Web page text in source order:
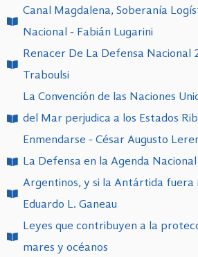
Canal Magdalena, Soberanía
Nacional - Fabián Lugarini
Renacer De La Defensa Nacional
Traboulsi
La Convención de las Naciones
del Mar perjudica a los Estados
Enmendarse - César Augusto
La Defensa en la Agenda
Argentinos, y si la Antártida fuera
Eduardo L. Ganeau
Leyes que contribuyen a la
mares y océanos